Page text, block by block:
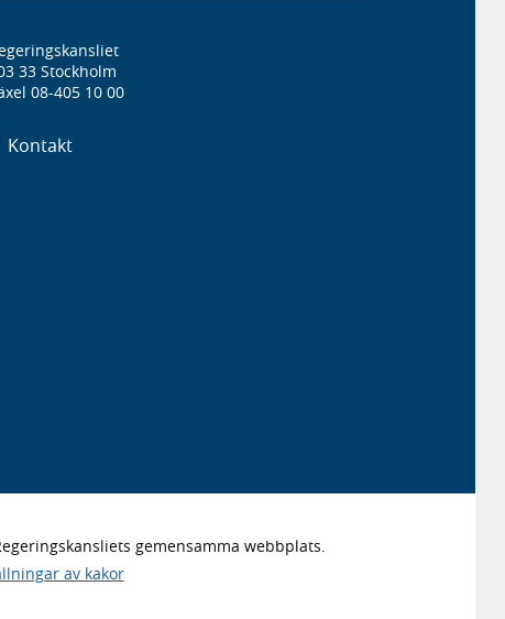
33 Stockholm
08-405 10 00
Kontakt
gemensamma webbplats.
av kakor